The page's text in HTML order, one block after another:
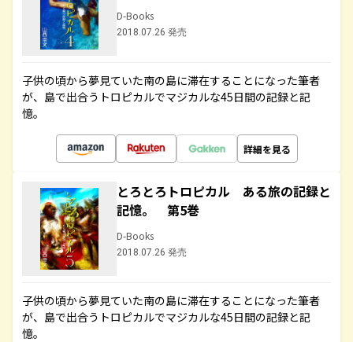
D-Books
2018.07.26 発売
子供の頃から夢見ていた南の島に滞在することになった筆者
が、島で出合うトロピカルでマジカルな45日間の記録と記
憶。
詳細を見る
とろとろトロピカル ある旅の記録と
記憶。 第5巻
D-Books
2018.07.26 発売
子供の頃から夢見ていた南の島に滞在することになった筆者
が、島で出合うトロピカルでマジカルな45日間の記録と記
憶。